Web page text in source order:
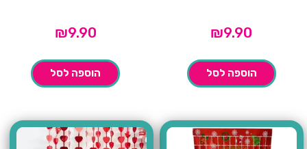
₪9.90
הוספה לסל
₪9.90
הוספה לסל